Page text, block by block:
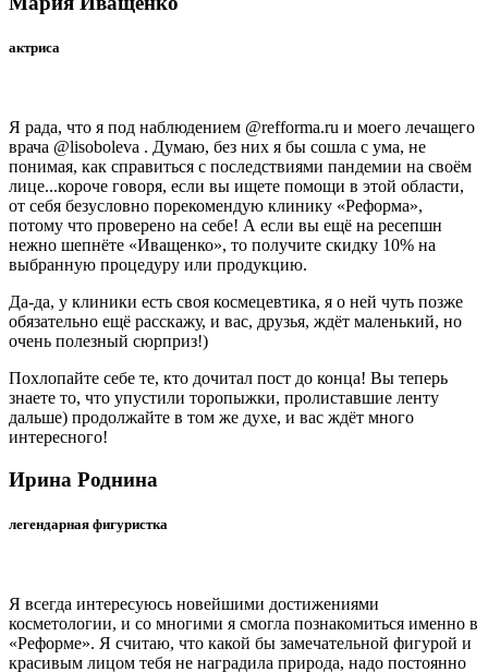
актриса
Я рада, что я под наблюдением @refforma.ru и моего лечащего
врача @lisoboleva . Думаю, без них я бы сошла с ума, не
понимая, как справиться с последствиями пандемии на своём
лице...короче говоря, если вы ищете помощи в этой области,
от себя безусловно порекомендую клинику «Реформа»,
потому что проверено на себе! А если вы ещё на ресепшн
нежно шепнёте «Иващенко», то получите скидку 10% на
выбранную процедуру или продукцию.
Да-да, у клиники есть своя космецевтика, я о ней чуть позже
обязательно ещё расскажу, и вас, друзья, ждёт маленький, но
очень полезный сюрприз!)
Похлопайте себе те, кто дочитал пост до конца! Вы теперь
знаете то, что упустили торопыжки, пролиставшие ленту
дальше) продолжайте в том же духе, и вас ждёт много
интересного!
Ирина Роднина
легендарная фигуристка
Я всегда интересуюсь новейшими достижениями
косметологии, и со многими я смогла познакомиться именно в
«Реформе». Я считаю, что какой бы замечательной фигурой и
красивым лицом тебя не наградила природа, надо постоянно